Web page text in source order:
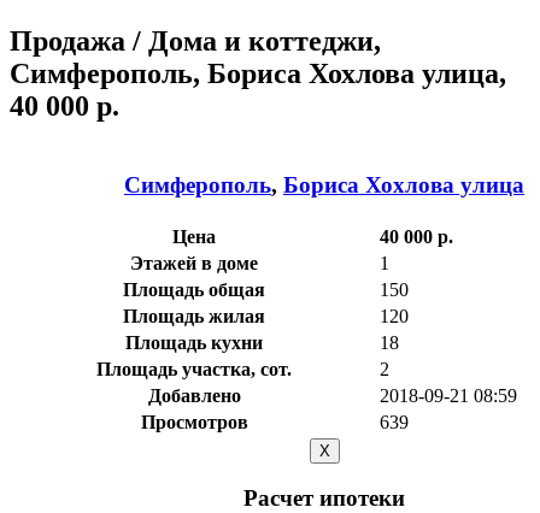
Продажа / Дома и коттеджи,
Симферополь, Бориса Хохлова улица,
40 000 р.
Симферополь, Бориса Хохлова улица
Цена
40 000 р.
Этажей в доме
1
Площадь общая
150
Площадь жилая
120
Площадь кухни
18
Площадь участка, сот.
2
Добавлено
2018-09-21 08:59
Просмотров
639
X
Расчет ипотеки